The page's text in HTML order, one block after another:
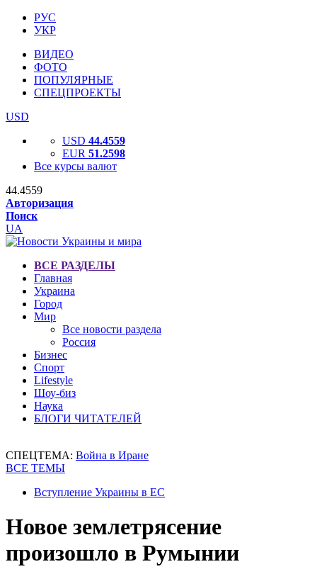
РУС
УКР
ВИДЕО
ФОТО
ПОПУЛЯРНЫЕ
СПЕЦПРОЕКТЫ
USD
USD 44.4559
EUR 51.2598
Все курсы валют
44.4559
Авторизация
Поиск
UA
ВСЕ РАЗДЕЛЫ
Главная
Украина
Город
Мир
Все новости раздела
Россия
Бизнес
Спорт
Lifestyle
Шоу-биз
Наука
БЛОГИ ЧИТАТЕЛЕЙ
СПЕЦТЕМА: Война в Иране
ВСЕ ТЕМЫ
Вступление Украины в ЕС
Новое землетрясение
произошло в Румынии